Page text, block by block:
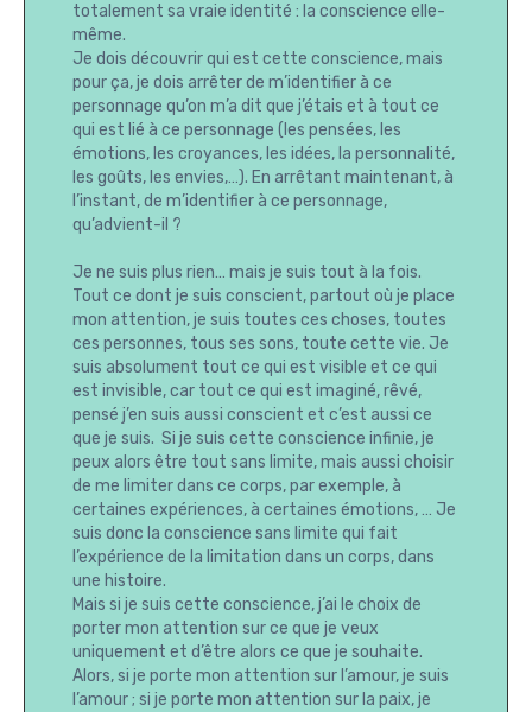
totalement sa vraie identité : la conscience elle-
même.
Je dois découvrir qui est cette conscience, mais
pour ça, je dois arrêter de m’identifier à ce
personnage qu’on m’a dit que j’étais et à tout ce
qui est lié à ce personnage (les pensées, les
émotions, les croyances, les idées, la personnalité,
les goûts, les envies,…). En arrêtant maintenant, à
l’instant, de m’identifier à ce personnage,
qu’advient-il ?
Je ne suis plus rien… mais je suis tout à la fois.
Tout ce dont je suis conscient, partout où je place
mon attention, je suis toutes ces choses, toutes
ces personnes, tous ses sons, toute cette vie. Je
suis absolument tout ce qui est visible et ce qui
est invisible, car tout ce qui est imaginé, rêvé,
pensé j’en suis aussi conscient et c’est aussi ce
que je suis. Si je suis cette conscience infinie, je
peux alors être tout sans limite, mais aussi choisir
de me limiter dans ce corps, par exemple, à
certaines expériences, à certaines émotions, … Je
suis donc la conscience sans limite qui fait
l’expérience de la limitation dans un corps, dans
une histoire.
Mais si je suis cette conscience, j’ai le choix de
porter mon attention sur ce que je veux
uniquement et d’être alors ce que je souhaite.
Alors, si je porte mon attention sur l’amour, je suis
l’amour ; si je porte mon attention sur la paix, je